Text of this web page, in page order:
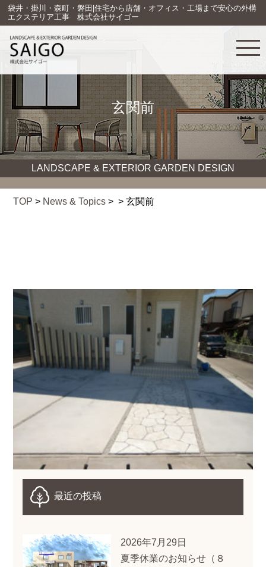
袋井・掛川・森町・磐田|住宅から店舗・オフィス・工場まで安心の外構
エクステリア工事 株式会社サイゴー
玄関前
LANDSCAPE & EXTERIOR GARDEN DESIGN
TOP > News & Topics > > 玄関前
最近の投稿
2026年7月29日
夏季休業のお知らせ（８